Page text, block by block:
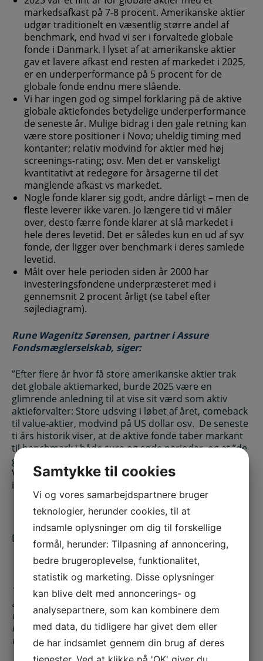
markedsafkast på 7-8 procent. Amerikanske aktier
udgør traditionelt en væsentlig større andel af
benchmark, end hvad vi ser i forvaltede globale
fonde i Danmark. I lyset af at amerikanske aktier
gav et lavere afkast end resten af markedet i 2025,
er en underperformance på 5 procent for de
globale fonde endnu mere slående.
Vi har ingen god og simpel forklaring på de aktive
globale aktiefondes betydelige underperformance
de seneste år. Mulige bidrag i den gale retning kan
være store positioner i Novo; uheldig timing med
kontanter; relativ modvind for aktier med høj
screenings-rating; osv. Men det er vanskeligt
kvantitativt at redegøre for årsagerne til det
manglende afkast vs markedet.
Nogle fonde klarer sig godt, andre dårligt – men de
fleste leverer ikke varen. Jo længere tid vi måler
over, desto færre fonde klarer at slå markedet i
hele deres levetid. Det er således kun en ud af syv
fonde, der ligger over benchmark i deres samlede
levetid.
Målt over hele perioden siden år 2000 har
investeringsfondene underpræsteret med i
gennemsnit 2 procent årligt (se tabel efter
søjlediagram).
Rune Wagenitz Sørensen, partner i Assure
Fondsmæglerselskab, siger:
”Efter flere år hvor få store amerikanske aktier trak
det globale aktiemarked, burde 2025 være en
glimrende anledning til at vise sit værd som aktiv
aktieforvalter: Store udsving i løbet af året, comeback
til value-aktier, modvind på US dollar osv. De seneste
ti års historik viser, at de aktive fonde taber markant
til benchmark i både sure og søde perioder, og at ”de
gode fonde” har svært ved at holde dampen oppe.
Vores analyse understreger, hvorfor stadig flere
investorer får øjnene op for indeksfonde og ETF’er.”
DEN NYE TABEL:
Tabel: Assure Fondsmæglerselskabs beregninger af
afkast fra Finans Danmark. 185 fondes årlige afvigelse
fra sammenligningsindeks målt over hver fonds
levetid opdelt på markeder og samlet set. Medianen
for alle fonde ses at være -2,1 procent.
Samtykke til cookies
Vi og vores samarbejdspartnere bruger
teknologier, herunder cookies, til at
indsamle oplysninger om dig til forskellige
formål, herunder: Tilpasning af annoncering,
bedre brugeroplevelse, funktionalitet,
statistik og marketing. Disse oplysninger
kan blive delt med annoncerings- og
analysepartnere, som kan kombinere dem
med data, du tidligere har givet dem eller
de har indsamlet gennem din brug af deres